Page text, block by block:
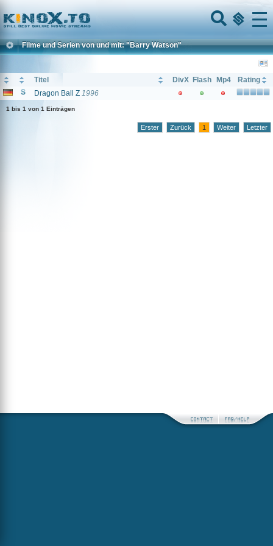
Home
Menu
Filme und Serien von und mit: "Barry Watson"
Titel DivX Flash Mp4
Rating
Dragon Ball Z 1996
1 bis 1 von 1 Einträgen
Erster Zurück 1 Weiter Letzter